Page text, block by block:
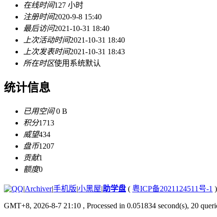
在线时间127 小时
注册时间2020-9-8 15:40
最后访问2021-10-31 18:40
上次活动时间2021-10-31 18:40
上次发表时间2021-10-31 18:43
所在时区使用系统默认
统计信息
已用空间0 B
积分1713
威望434
盘币1207
贡献1
额度0
|Archiver|手机版|小黑屋|助学盘 ( 粤ICP备2021124511号-1 )
GMT+8, 2026-8-7 21:10 , Processed in 0.051834 second(s), 20